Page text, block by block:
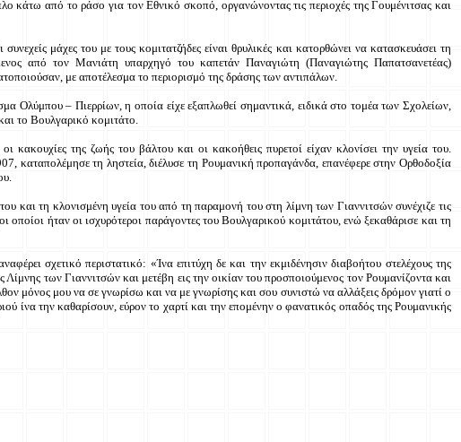
από το ράσο για τον Εθνικό σκοπό, οργανώνοντας τις περιοχές της Γουμένιτσας και
μάχες του με τους κομιτατζήδες είναι θρυλικές και κατορθώνει να κατασκευάσει τη
από τον Μανιάτη υπαρχηγό του καπετάν Παναγιώτη (Παναγιώτης Παπατσανετέας)
με αποτέλεσμα το περιορισμό της δράσης των αντιπάλων.
Ολύμπου – Πιερρίων, η οποία είχε εξαπλωθεί σημαντικά, ειδικά στο τομέα των Σχολείων,
το Βουλγαρικό κομιτάτο.
της ζωής του βάλτου και οι κακοήθεις πυρετοί είχαν κλονίσει την υγεία του.
καταπολέμησε τη ληστεία, διέλυσε τη Ρουμανική προπαγάνδα, επανέφερε στην Ορθοδοξία
και τη κλονισμένη υγεία του από τη παραμονή του στη λίμνη των Γιαννιτσών συνέχιζε τις
ήταν οι ισχυρότεροι παράγοντες του Βουλγαρικού κομιτάτου, ενώ ξεκαθάρισε και τη
σχετικό περιστατικό: «Ίνα επιτύχη δε και την εκμιδένησιν διαβοήτου στελέχους της
των Γιαννιτσών και μετέβη εις την οικίαν του προσποιούμενος τον Ρουμανίζοντα και
μόνος μου να σε γνωρίσω και να με γνωρίσης και σου συνιστώ να αλλάξεις δρόμον γιατί ο
ίνα την καθαρίσουν, εύρον το χαρτί και την επομένην ο φανατικός οπαδός της Ρουμανικής